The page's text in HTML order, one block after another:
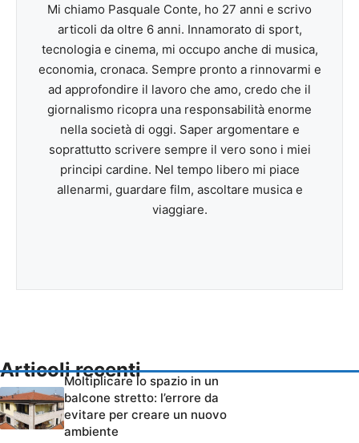
Mi chiamo Pasquale Conte, ho 27 anni e scrivo
articoli da oltre 6 anni. Innamorato di sport,
tecnologia e cinema, mi occupo anche di musica,
economia, cronaca. Sempre pronto a rinnovarmi e
ad approfondire il lavoro che amo, credo che il
giornalismo ricopra una responsabilità enorme
nella società di oggi. Saper argomentare e
soprattutto scrivere sempre il vero sono i miei
principi cardine. Nel tempo libero mi piace
allenarmi, guardare film, ascoltare musica e
viaggiare.
Articoli recenti
Moltiplicare lo spazio in un
balcone stretto: l’errore da
evitare per creare un nuovo
ambiente